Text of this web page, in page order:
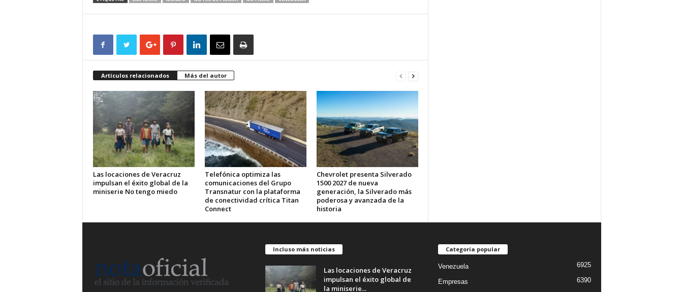
Artículos relacionados Más del autor
Las locaciones de Veracruz
impulsan el éxito global de la
miniserie No tengo miedo
Telefónica optimiza las
comunicaciones del Grupo
Transnatur con la plataforma
de conectividad crítica Titan
Connect
Chevrolet presenta Silverado
1500 2027 de nueva
generación, la Silverado más
poderosa y avanzada de la
historia
Incluso más noticias
Las locaciones de Veracruz
impulsan el éxito global de
la miniserie...
Categoría popular
Venezuela 6925
Empresas
6390